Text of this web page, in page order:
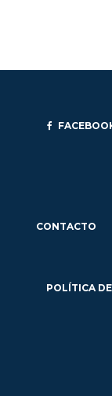
CONTACTO
POLÍTICA